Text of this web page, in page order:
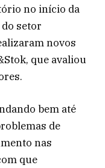
no início da
setor
novos
que avaliou
bem até
de
nas
que